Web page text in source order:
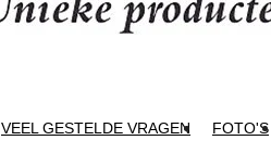
VEEL GESTELDE VRAGEN FOTO'S